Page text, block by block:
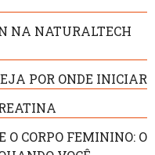
NA NATURALTECH
POR ONDE INICIAR
O CORPO FEMININO: O